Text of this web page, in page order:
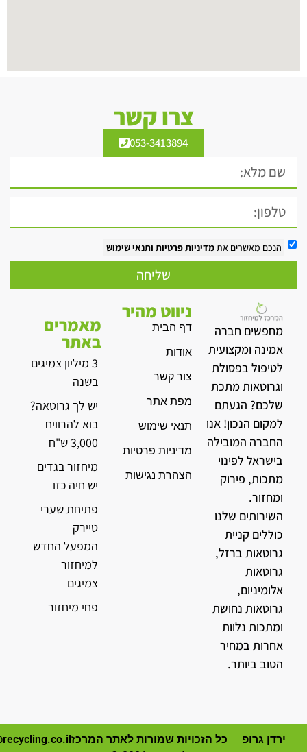
צרו קשר
053-3413894
הנכם מאשרים אתמדיניות פרטיות ותנאי שימוש
שליחה
מחפשים חברה
אמינה ומקצועית
לטיפול בפסולת
וגרוטאות מתכת
שלכם? הגעתם
למקום הנכון! אנו
החברה המובילה
בישראל לפינוי
מתכות, פירוק
ומחזור.
השירותים שלנו
כוללים קניית
גרוטאות ברזל,
גרוטאות
אלומיניום,
גרוטאות נחושת
ומתכות נלוות
אחרות במחיר
הטוב ביותר.
ניווט מהיר
דף הבית
אודות
צור קשר
מפת אתר
תנאי שימוש
מדיניות פרטיות
הצהרת נגישות
מאמרים
באתר
3 מיליון צמיגים
בשנה
יש לך גרוטאה?
בוא להרוויח
3,000 ש"ח
מיחזור בגדים –
יש חיה כזו
פתיחת שערי
טיירק –
המפעל החדש
למיחזור
צמיגים
פחי מיחזור
ירדן גרופ
כל הזכויות שמורות לאתר המרכז